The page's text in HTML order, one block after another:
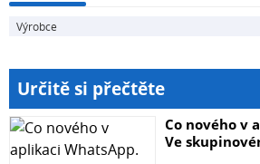
Výrobce
Určitě si přečtěte
Co nového v
Ve